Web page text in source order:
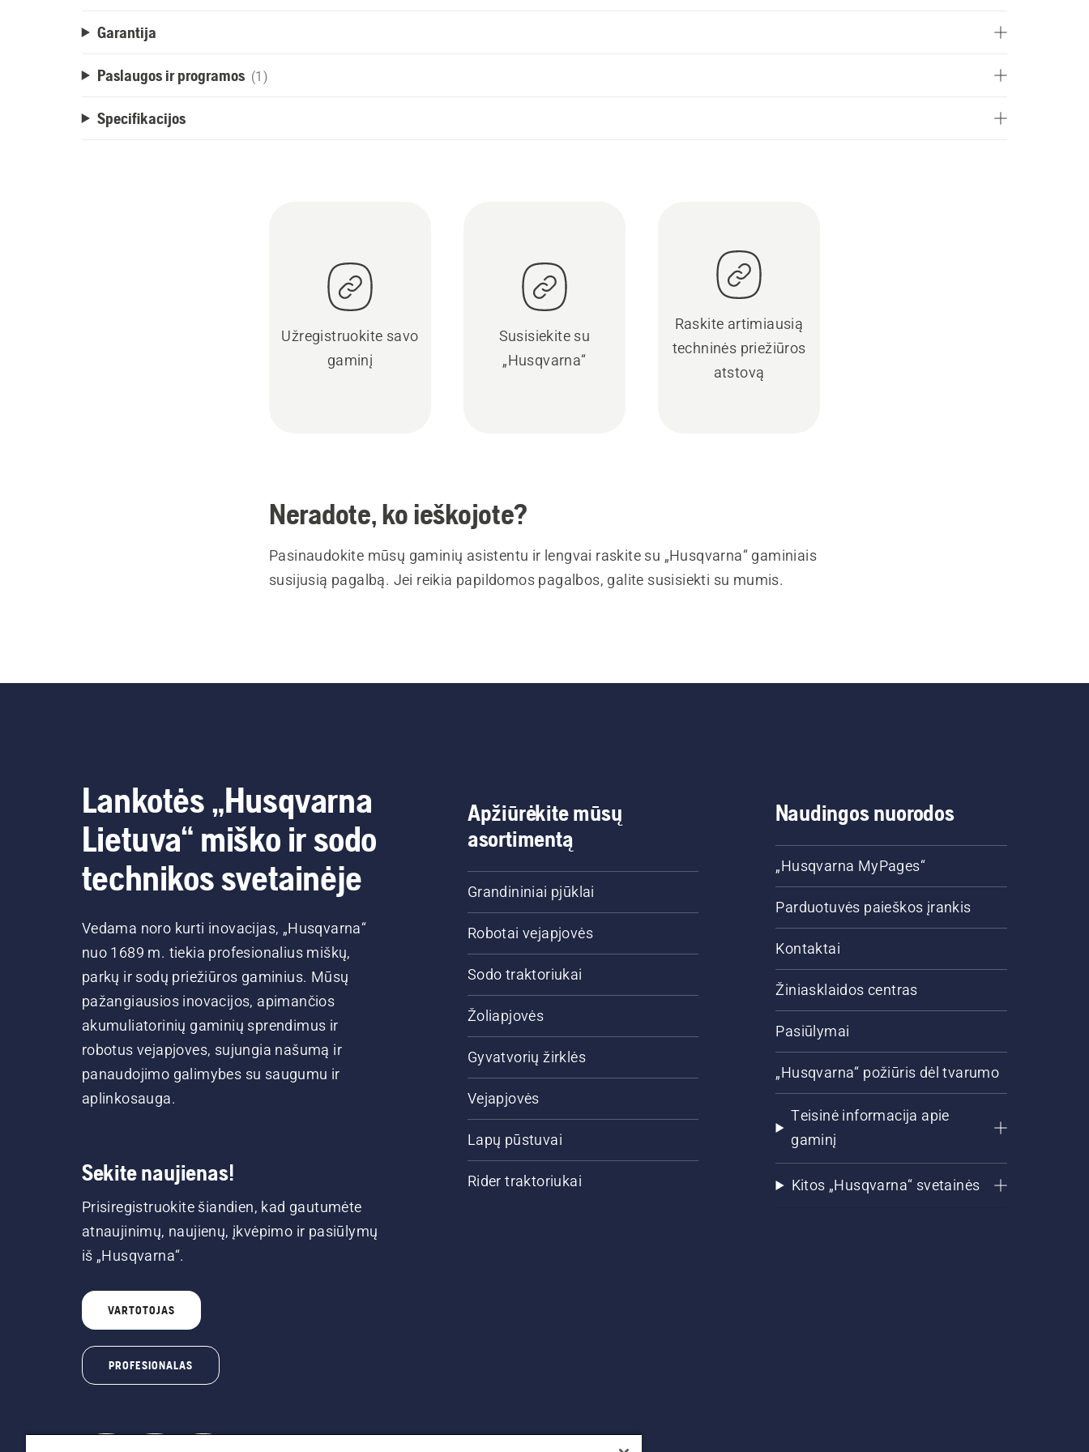
Garantija
Paslaugos ir programos (1)
Specifikacijos
Užregistruokite savo
gaminį
Susisiekite su
„Husqvarna“
Raskite artimiausią
techninės priežiūros
atstovą
Neradote, ko ieškojote?
Pasinaudokite mūsų gaminių asistentu ir lengvai raskite su „Husqvarna“ gaminiais
susijusią pagalbą. Jei reikia papildomos pagalbos, galite susisiekti su mumis.
Lankotės „Husqvarna
Lietuva“ miško ir sodo
technikos svetainėje
Vedama noro kurti inovacijas, „Husqvarna“
nuo 1689 m. tiekia profesionalius miškų,
parkų ir sodų priežiūros gaminius. Mūsų
pažangiausios inovacijos, apimančios
akumuliatorinių gaminių sprendimus ir
robotus vejapjoves, sujungia našumą ir
panaudojimo galimybes su saugumu ir
aplinkosauga.
Sekite naujienas!
Prisiregistruokite šiandien, kad gautumėte
atnaujinimų, naujienų, įkvėpimo ir pasiūlymų
iš „Husqvarna“.
VARTOTOJAS
PROFESIONALAS
Apžiūrėkite mūsų
asortimentą
Grandininiai pjūklai
Robotai vejapjovės
Sodo traktoriukai
Žoliapjovės
Gyvatvorių žirklės
Vejapjovės
Lapų pūstuvai
Rider traktoriukai
Naudingos nuorodos
„Husqvarna MyPages“
Parduotuvės paieškos įrankis
Kontaktai
Žiniasklaidos centras
Pasiūlymai
„Husqvarna“ požiūris dėl tvarumo
Teisinė informacija apie
gaminį
Kitos „Husqvarna“ svetainės